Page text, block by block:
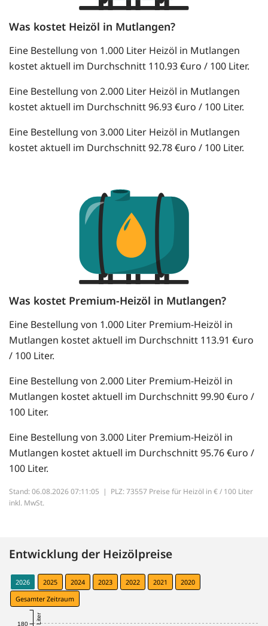
Was kostet Heizöl in Mutlangen?
Eine Bestellung von 1.000 Liter Heizöl in Mutlangen
kostet aktuell im Durchschnitt 110.93 €uro / 100 Liter.
Eine Bestellung von 2.000 Liter Heizöl in Mutlangen
kostet aktuell im Durchschnitt 96.93 €uro / 100 Liter.
Eine Bestellung von 3.000 Liter Heizöl in Mutlangen
kostet aktuell im Durchschnitt 92.78 €uro / 100 Liter.
Was kostet Premium-Heizöl in Mutlangen?
Eine Bestellung von 1.000 Liter Premium-Heizöl in
Mutlangen kostet aktuell im Durchschnitt 113.91 €uro
/ 100 Liter.
Eine Bestellung von 2.000 Liter Premium-Heizöl in
Mutlangen kostet aktuell im Durchschnitt 99.90 €uro /
100 Liter.
Eine Bestellung von 3.000 Liter Premium-Heizöl in
Mutlangen kostet aktuell im Durchschnitt 95.76 €uro /
100 Liter.
Stand: 06.08.2026 07:11:05 | PLZ: 73557 Preise für Heizöl in € / 100 Liter
inkl. MwSt.
Entwicklung der Heizölpreise
2026 2025 2024 2023 2022 2021
2020
Gesamter Zeitraum
180